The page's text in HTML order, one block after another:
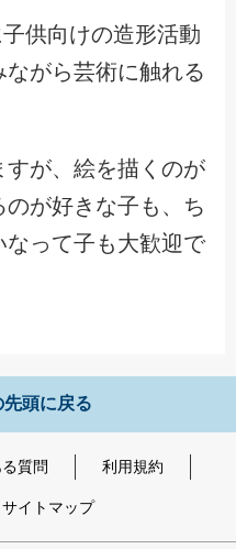
供向けの造形活動
がら芸術に触れる
が、絵を描くのが
が好きな子も、ち
なって子も大歓迎で
頭に戻る
質問 利用規約
サイトマップ